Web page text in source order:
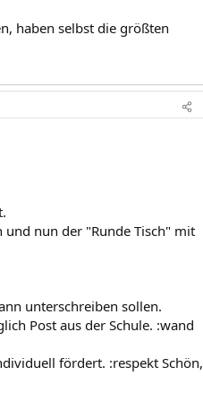
haben selbst die größten
und nun der "Runde Tisch" mit
unterschreiben sollen.
Post aus der Schule. :wand
fördert. :respekt Schön,